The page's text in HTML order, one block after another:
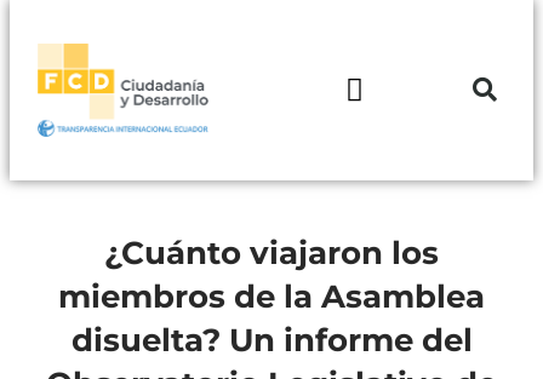
¿Cuánto viajaron los
miembros de la Asamblea
disuelta? Un informe del